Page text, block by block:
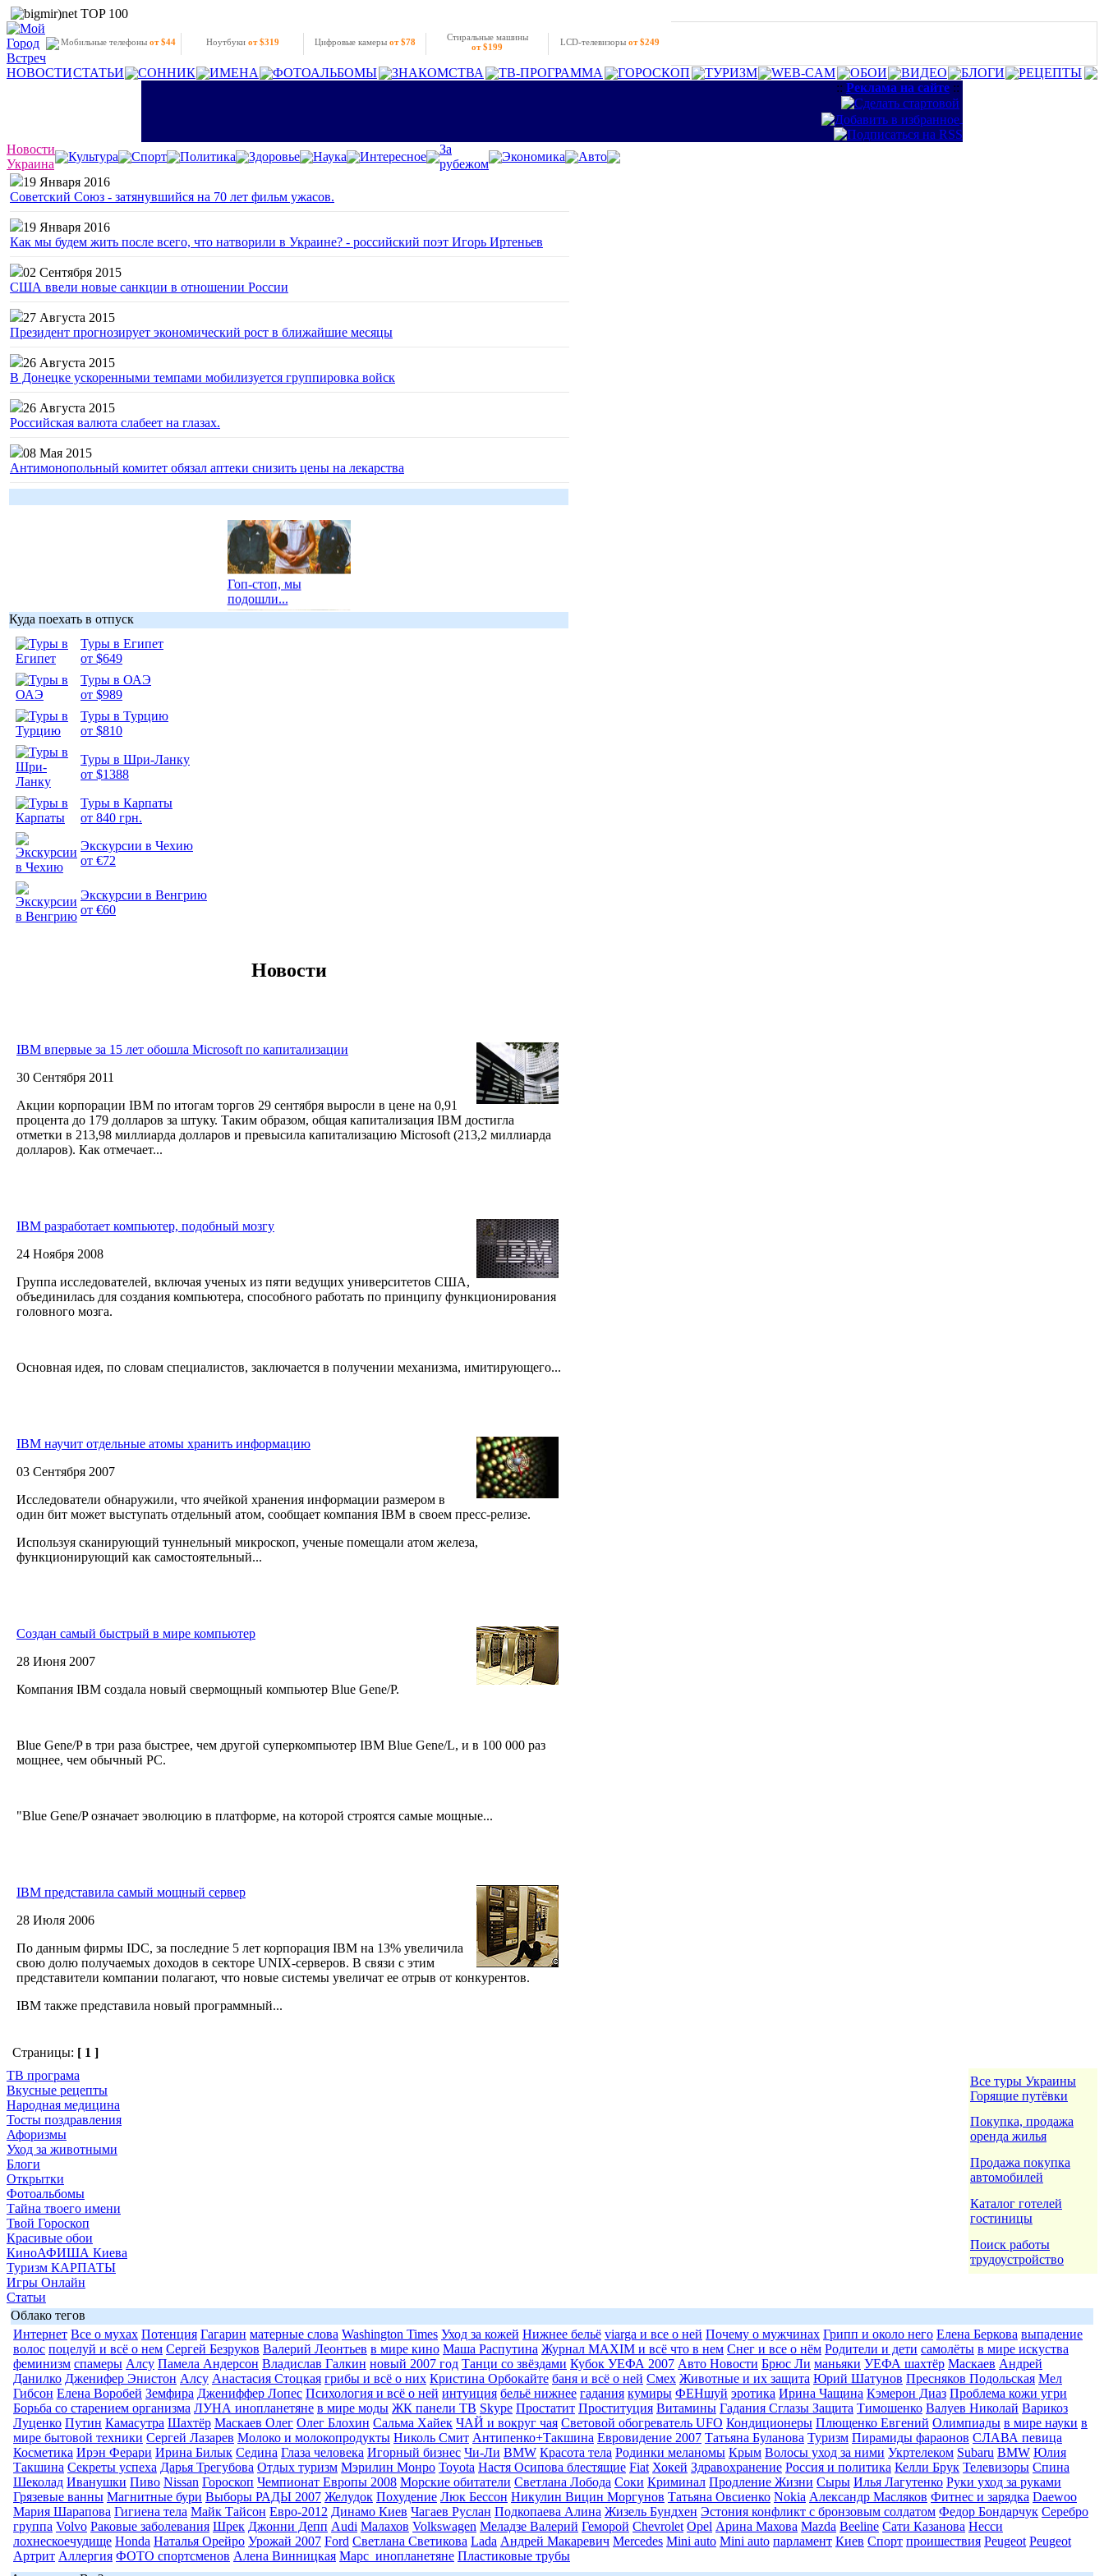
Мобильные телефоны от $44 Ноутбуки от $319 Цифровые камеры от $78
Стиральные машины
от $199
LCD-телевизоры от $249
НОВОСТИСТАТЬИ СОННИК ИМЕНА ФОТОАЛЬБОМЫ ЗНАКОМСТВА ТВ-ПРОГРАММА ГОРОСКОП ТУРИЗМ WEB-CAM ОБОИ ВИДЕО БЛОГИ
РЕЦЕПТЫ
:: Реклама на сайте ::
Новости
Украина
Культура Спорт Политика Здоровье Наука Интересное
За
рубежом
Экономика
Авто
19 Января 2016
Советский Союз - затянувшийся на 70 лет фильм ужасов.
19 Января 2016
Как мы будем жить после всего, что натворили в Украине? - российский поэт Игорь Иртеньев
02 Сентября 2015
США ввели новые санкции в отношении России
27 Августа 2015
Президент прогнозирует экономический рост в ближайшие месяцы
26 Августа 2015
В Донецке ускоренными темпами мобилизуется группировка войск
26 Августа 2015
Российская валюта слабеет на глазах.
08 Мая 2015
Антимонопольный комитет обязал аптеки снизить цены на лекарства
Гоп-стоп, мы
подошли...
Куда поехать в отпуск
Туры в Египет
от $649
Туры в ОАЭ
от $989
Туры в Турцию
от $810
Туры в Шри-Ланку
от $1388
Туры в Карпаты
от 840 грн.
Экскурсии в Чехию
от €72
Экскурсии в Венгрию
от €60
Новости
IBM впервые за 15 лет обошла Microsoft по капитализации
30 Сентября 2011
Акции корпорации IBM по итогам торгов 29 сентября выросли в цене на 0,91
процента до 179 долларов за штуку. Таким образом, общая капитализация IBM достигла
отметки в 213,98 миллиарда долларов и превысила капитализацию Microsoft (213,2 миллиарда
долларов). Как отмечает...
IBM разработает компьютер, подобный мозгу
24 Ноября 2008
Группа исследователей, включая ученых из пяти ведущих университетов США,
объединилась для создания компьютера, способного работать по принципу функционирования
головного мозга.
Основная идея, по словам специалистов, заключается в получении механизма, имитирующего...
IBM научит отдельные атомы хранить информацию
03 Сентября 2007
Исследователи обнаружили, что ячейкой хранения информации размером в
один бит может выступать отдельный атом, сообщает компания IBM в своем пресс-релизе.
Используя сканирующий туннельный микроскоп, ученые помещали атом железа,
функционирующий как самостоятельный...
Создан самый быстрый в мире компьютер
28 Июня 2007
Компания IBM создала новый свермощный компьютер Blue Gene/P.
Blue Gene/P в три раза быстрее, чем другой суперкомпьютер IBM Blue Gene/L, и в 100 000 раз
мощнее, чем обычный PC.
"Blue Gene/P означает эволюцию в платформе, на которой строятся самые мощные...
IBM представила самый мощный сервер
28 Июля 2006
По данным фирмы IDC, за последние 5 лет корпорация IBM на 13% увеличила
свою долю получаемых доходов в секторе UNIX-серверов. В связи с этим
представители компании полагают, что новые системы увеличат ее отрыв от конкурентов.
IBM также представила новый программный...
Страницы: [ 1 ]
ТВ програма
Вкусные рецепты
Народная медицина
Тосты поздравления
Афоризмы
Уход за животными
Блоги
Открытки
Фотоальбомы
Тайна твоего имени
Твой Гороскоп
Красивые обои
КиноАФИША Киева
Туризм КАРПАТЫ
Игры Онлайн
Статьи
Все туры Украины
Горящие путёвки
Покупка, продажа
оренда жилья
Продажа покупка
автомобилей
Каталог готелей
гостиницы
Поиск работы
трудоустройство
Облако тегов
Интернет Все о мухах Потенция Гагарин матерные слова Washington Times Уход за кожей Нижнее бельё viarga и все о ней Почему о мужчинах Грипп и около него Елена Беркова выпадение
волос поцелуй и всё о нем Сергей Безруков Валерий Леонтьев в мире кино Маша Распутина Журнал MAXIM и всё что в нем Снег и все о нём Родители и дети самолёты в мире искуства
феминизм спамеры Алсу Памела Андерсон Владислав Галкин новый 2007 год Танци со звёздами Кубок УЕФА 2007 Авто Новости Брюс Ли маньяки УЕФА шахтёр Маскаев Андрей
Данилко Дженифер Энистон Алсу Анастасия Стоцкая грибы и всё о них Кристина Орбокайте баня и всё о ней Смех Животные и их защита Юрий Шатунов Пресняков Подольская Мел
Гибсон Елена Воробей Земфира Джениффер Лопес Психология и всё о ней интуиция бельё нижнее гадания кумиры ФЕНшуй эротика Ирина Чащина Кэмерон Диаз Проблема кожи угри
Борьба со старением организма ЛУНА инопланетяне в мире моды ЖК панели ТВ Skype Простатит Проституция Витамины Гадания Сглазы Защита Тимошенко Валуев Николай Варикоз
Луценко Путин Камасутра Шахтёр Маскаев Олег Олег Блохин Сальма Хайек ЧАЙ и вокруг чая Световой обогреватель UFO Кондиционеры Плющенко Евгений Олимпиады в мире науки в
мире бытовой техники Сергей Лазарев Молоко и молокопродукты Николь Смит Антипенко+Такшина Евровидение 2007 Татьяна Буланова Туризм Пирамиды фараонов СЛАВА певица
Косметика Ирэн Ферари Ирина Билык Седина Глаза человека Игорный бизнес Чи-Ли BMW Красота тела Родинки меланомы Крым Волосы уход за ними Укртелеком Subaru BMW Юлия
Такшина Секреты успеха Дарья Трегубова Отдых туризм Мэрилин Монро Toyota Настя Осипова блестящие Fiat Хокей Здравохранение Россия и политика Келли Брук Телевизоры Спина
Шеколад Иванушки Пиво Nissan Гороскоп Чемпионат Европы 2008 Морские обитатели Светлана Лобода Соки Криминал Продление Жизни Сыры Илья Лагутенко Руки уход за руками
Грязевые ванны Магнитные бури Выборы РАДЫ 2007 Желудок Похудение Люк Бессон Никулин Вицин Моргунов Татьяна Овсиенко Nokia Александр Масляков Фитнес и зарядка Daewoo
Мария Шарапова Гигиена тела Майк Тайсон Евро-2012 Динамо Киев Чагаев Руслан Подкопаева Алина Жизель Бундхен Эстония конфликт с бронзовым солдатом Федор Бондарчук Серебро
группа Volvo Раковые заболевания Шрек Джонни Депп Audi Малахов Volkswagen Меладзе Валерий Геморой Chevrolet Opel Арина Махова Mazda Beeline Сати Казанова Несси
лохнескоечудище Honda Наталья Орейро Урожай 2007 Ford Светлана Светикова Lada Андрей Макаревич Mercedes Mini auto Mini auto парламент Киев Спорт проишествия Peugeot Peugeot
Артрит Аллергия ФОТО спортсменов Алена Винницкая Марс_инопланетяне Пластиковые трубы